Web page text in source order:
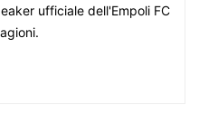
ufficiale dell'Empoli FC